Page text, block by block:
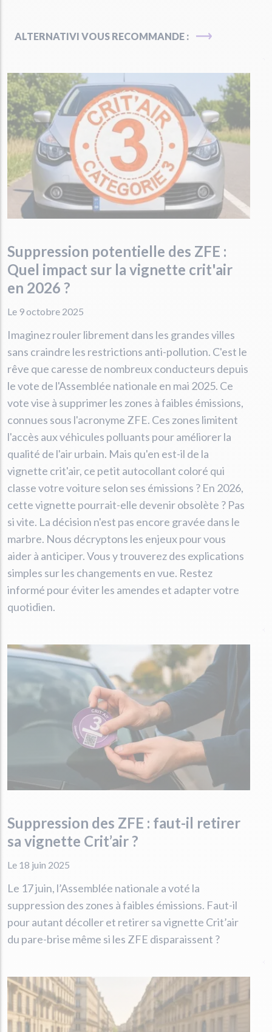
ALTERNATIVI VOUS RECOMMANDE :
Suppression potentielle des ZFE :
Quel impact sur la vignette crit'air
en 2026 ?
Le 9 octobre 2025
Imaginez rouler librement dans les grandes villes
sans craindre les restrictions anti-pollution. C'est le
rêve que caresse de nombreux conducteurs depuis
le vote de l'Assemblée nationale en mai 2025. Ce
vote vise à supprimer les zones à faibles émissions,
connues sous l'acronyme ZFE. Ces zones limitent
l'accès aux véhicules polluants pour améliorer la
qualité de l'air urbain. Mais qu'en est-il de la
vignette crit'air, ce petit autocollant coloré qui
classe votre voiture selon ses émissions ? En 2026,
cette vignette pourrait-elle devenir obsolète ? Pas
si vite. La décision n'est pas encore gravée dans le
marbre. Nous décryptons les enjeux pour vous
aider à anticiper. Vous y trouverez des explications
simples sur les changements en vue. Restez
informé pour éviter les amendes et adapter votre
quotidien.
Suppression des ZFE : faut-il retirer
sa vignette Crit’air ?
Le 18 juin 2025
Le 17 juin, l’Assemblée nationale a voté la
suppression des zones à faibles émissions. Faut-il
pour autant décoller et retirer sa vignette Crit’air
du pare-brise même si les ZFE disparaissent ?